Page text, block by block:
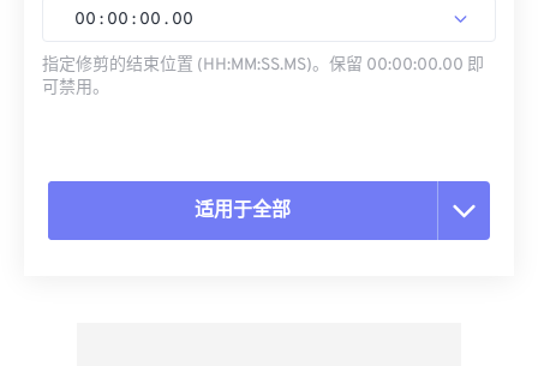
00 : 00 : 00 . 00
指定修剪的结束位置 (HH:MM:SS.MS)。保留 00:00:00.00 即
可禁用。
适用于全部